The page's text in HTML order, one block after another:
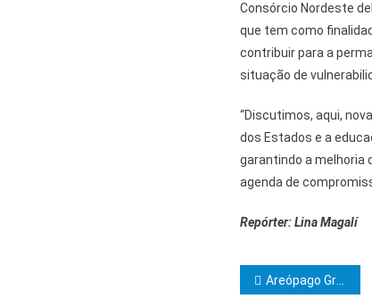
Consórcio Nordeste
que tem como
contribuir para a
situação de
“Discutimos, aqui,
dos Estados e a
garantindo a melhoria
agenda de
Repórter: Lina Magalí
Areópago Grapiúna realizará sessão magna de iniciação